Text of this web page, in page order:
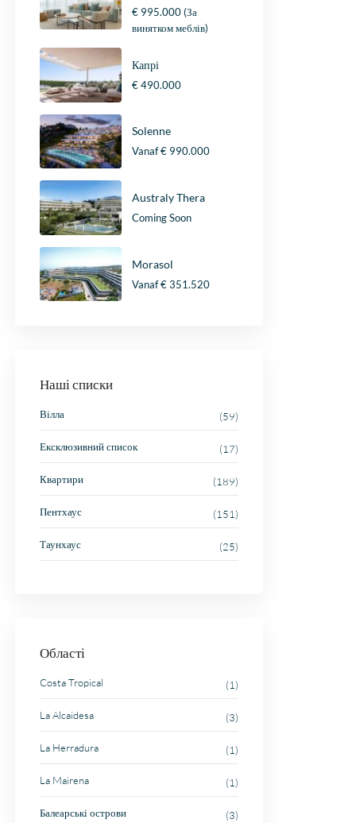
€ 995.000(За
винятком меблів)
Капрі
€ 490.000
Solenne
Vanaf€ 990.000
Australy Thera
Coming Soon
Morasol
Vanaf€ 351.520
Наші списки
Вілла (59)
Ексклюзивний список (17)
Квартири (189)
Пентхаус (151)
Таунхаус (25)
Області
Costa Tropical (1)
La Alcaidesa (3)
La Herradura (1)
La Mairena (1)
Балеарські острови (3)